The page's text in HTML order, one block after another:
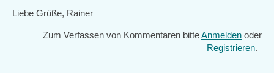
Liebe Grüße, Rainer
Zum Verfassen von Kommentaren bitteAnmelden oder
Registrieren.